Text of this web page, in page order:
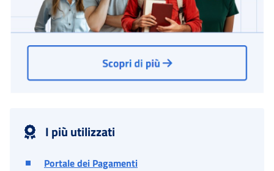
I più utilizzati
Portale dei Pagamenti